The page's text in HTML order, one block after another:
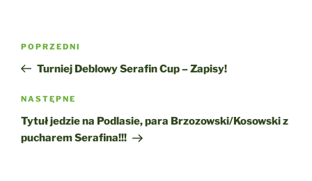
Nawigacja
Poprzedni
wpis
POPRZEDNI
Turniej Deblowy Serafin Cup – Zapisy!
Następny
wpis
NASTĘPNE
Tytuł jedzie na Podlasie, para Brzozowski/Kosowski z
pucharem Serafina!!!